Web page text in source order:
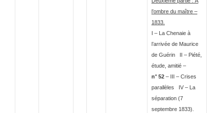
l’ombre du maître –
1833.
I – La Chenaie à
l’arrivée de Maurice
de Guérin II – Piété,
étude, amitié –
n° 52 – III – Crises
parallèles IV – La
séparation (7
septembre 1833).